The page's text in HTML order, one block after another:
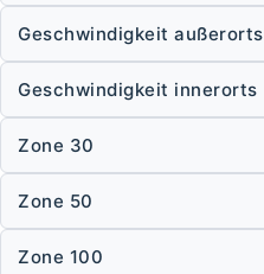
Geschwindigkeit außerorts
Geschwindigkeit innerorts
Zone 30
Zone 50
Zone 100